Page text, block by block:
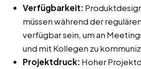
Verfügbarkeit:
müssen während der
verfügbar sein, um an
und mit Kollegen zu
Projektdruck: Hoher